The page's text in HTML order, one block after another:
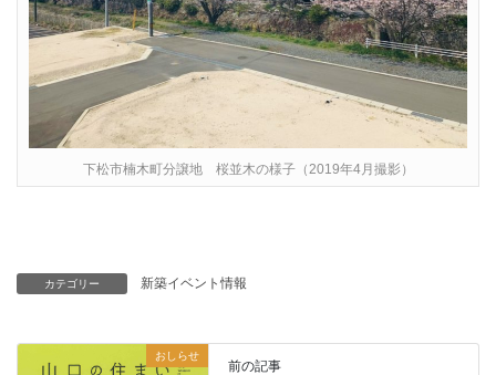
下松市楠木町分譲地 桜並木の様子（2019年4月撮影）
カテゴリー 新築イベント情報
おしらせ
前の記事